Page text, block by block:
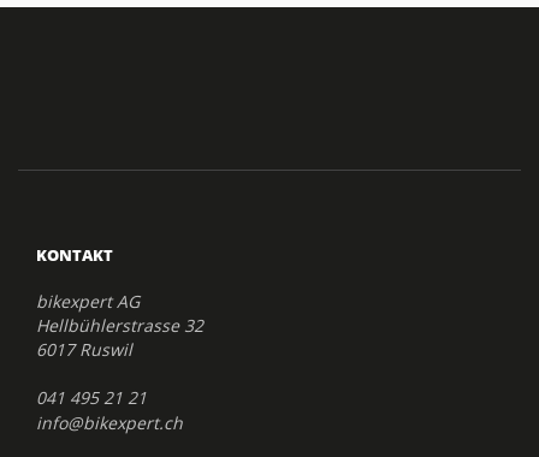
KONTAKT
bikexpert AG
Hellbühlerstrasse 32
6017 Ruswil
041 495 21 21
info@bikexpert.ch